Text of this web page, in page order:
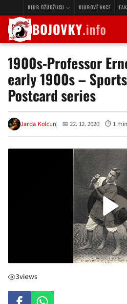
KLUB DŽÚDŽUCU KLUBOVÉ AKCE
BOJOVKY.info
1900s-Professor
early 1900s –
Postcard series
Jarda Kolcun 📅 22. 12. 2020 ⏱ 1 min
3views